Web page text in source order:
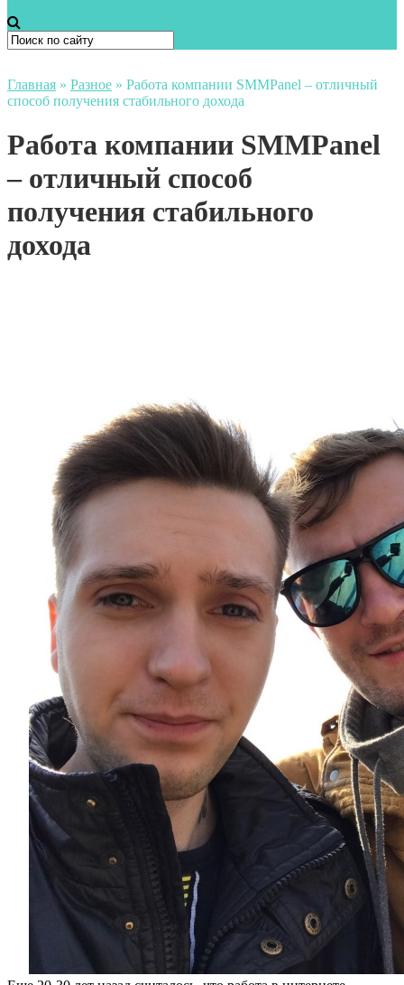
Главная » Разное » Работа компании SMMPanel – отличный
способ получения стабильного дохода
Работа компании SMMPanel
– отличный способ
получения стабильного
дохода